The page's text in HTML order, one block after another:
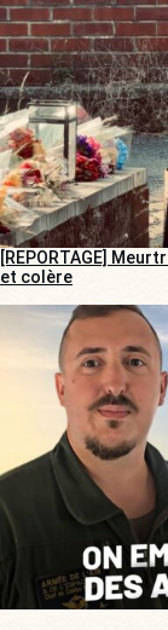
[REPORTAGE]
et colère